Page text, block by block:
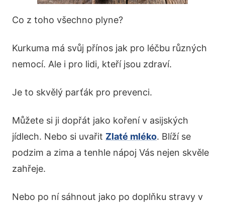
Co z toho všechno plyne?
Kurkuma má svůj přínos jak pro léčbu různých
nemocí. Ale i pro lidi, kteří jsou zdraví.
Je to skvělý parťák pro prevenci.
Můžete si ji dopřát jako koření v asijských
jídlech. Nebo si uvařit Zlaté mléko. Blíží se
podzim a zima a tenhle nápoj Vás nejen skvěle
zahřeje.
Nebo po ní sáhnout jako po doplňku stravy v